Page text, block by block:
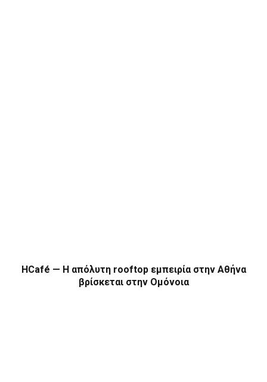
HCafé — Η απόλυτη rooftop εμπειρία στην Αθήνα
βρίσκεται στην Ομόνοια